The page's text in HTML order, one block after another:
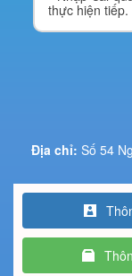
thực hiện tiếp.
Địa chỉ: Số 54